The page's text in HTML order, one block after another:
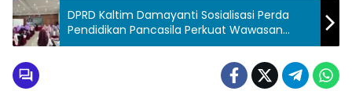
DPRD Kaltim Damayanti Sosialisasi Perda
Pendidikan Pancasila Perkuat Wawasan
Kebangsaan